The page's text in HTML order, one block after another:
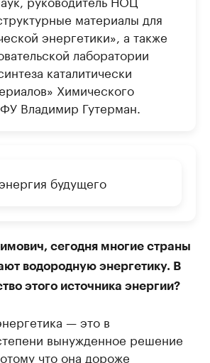
материалы для
энергетики», а также
лаборатории
каталитически
Химического
Владимир Гутерман.
будущего
сегодня многие страны
водородную энергетику. В
этого источника энергии?
— это в
вынужденное решение
что она дороже